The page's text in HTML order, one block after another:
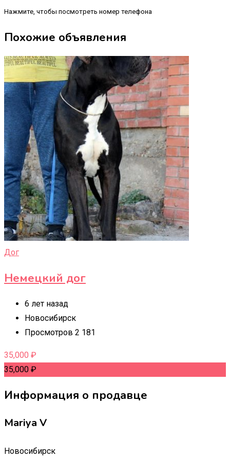
Нажмите, чтобы посмотреть номер телефона
Похожие объявления
Дог
Немецкий дог
6 лет назад
Новосибирск
Просмотров 2 181
35,000 ₽
35,000 ₽
Информация о продавце
Mariya V
Новосибирск